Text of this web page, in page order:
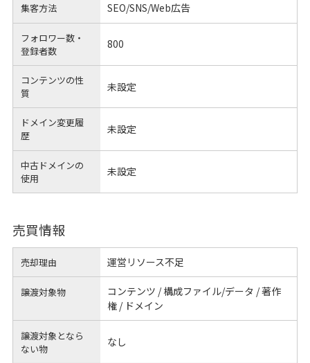
集客方法 SEO/SNS/Web広告
フォロワー数・
登録者数
800
コンテンツの性
質
未設定
ドメイン変更履
歴
未設定
中古ドメインの
使用
未設定
売買情報
売却理由 運営リソース不足
譲渡対象物
コンテンツ / 構成ファイル/データ / 著作
権 / ドメイン
譲渡対象となら
ない物
なし